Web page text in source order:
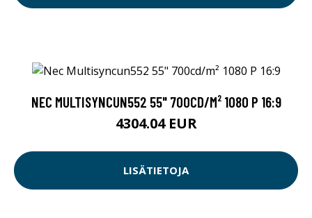
NEC MULTISYNCUN552 55" 700CD/M² 1080 P 16:9
4304.04 EUR
LISÄTIETOJA